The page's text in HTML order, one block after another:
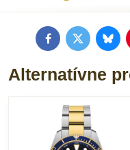
FacebookTwitter
Alternatívne